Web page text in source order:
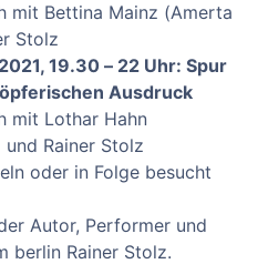
mit Bettina Mainz (Amerta
Stolz
19.30 – 22 Uhr: Spur
Ausdruck
mit Lothar Hahn
Rainer Stolz
oder in Folge besucht
Autor, Performer und
berlin Rainer Stolz.